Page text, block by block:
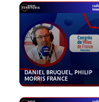
DANIEL BRUQUEL, PHILIP
MORRIS FRANCE